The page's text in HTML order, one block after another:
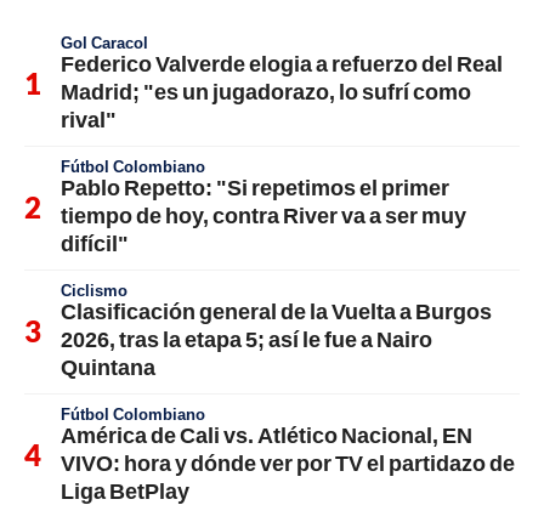
Gol Caracol
Federico Valverde elogia a refuerzo del Real
Madrid; "es un jugadorazo, lo sufrí como
rival"
Fútbol Colombiano
Pablo Repetto: "Si repetimos el primer
tiempo de hoy, contra River va a ser muy
difícil"
Ciclismo
Clasificación general de la Vuelta a Burgos
2026, tras la etapa 5; así le fue a Nairo
Quintana
Fútbol Colombiano
América de Cali vs. Atlético Nacional, EN
VIVO: hora y dónde ver por TV el partidazo de
Liga BetPlay